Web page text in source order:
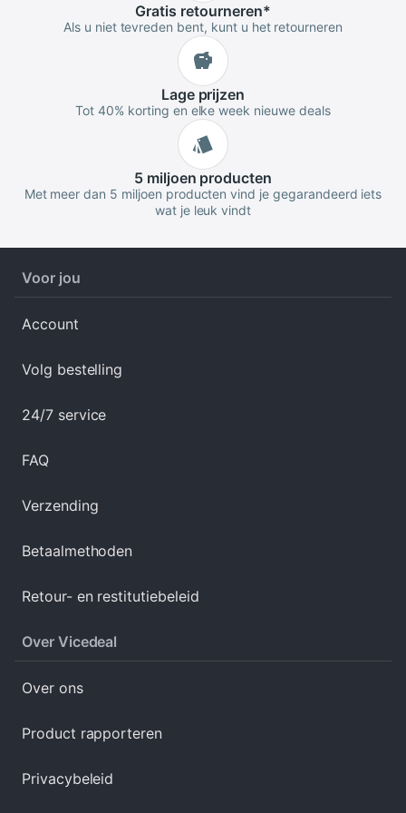
Gratis retourneren*
Als u niet tevreden bent, kunt u het retourneren
Lageprijzen
Tot 40% korting en elke week nieuwe deals
5 miljoen producten
Met meer dan 5 miljoen producten vind je gegarandeerd iets
wat je leuk vindt
Voor jou
Account
Volg bestelling
24/7 service
FAQ
Verzending
Betaalmethoden
Retour- en restitutiebeleid
Over Vicedeal
Over ons
Product rapporteren
Privacybeleid